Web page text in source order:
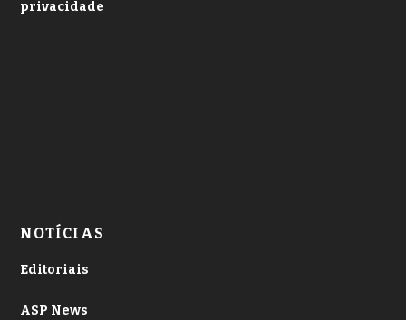
privacidade
NOTÍCIAS
Editoriais
ASP News